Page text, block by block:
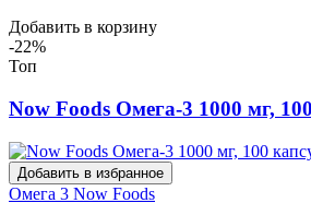
Добавить в корзину
-22%
Топ
Now Foods Омега-3 1000 мг,
Добавить в избранное
Омега 3 Now Foods